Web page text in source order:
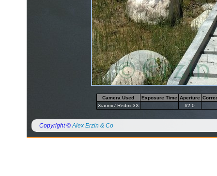
Camera Used Exposure Time Aperture
Xiaomi / Redmi 3X
f/2.0
Copyright ©Alex Erzin & Co